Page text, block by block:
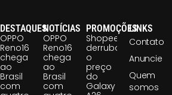
DESTAQUES
OPPO
Reno16
chega
ao
Brasil
com
NOTÍCIAS
OPPO
Reno16
chega
ao
Brasil
com
PROMOÇÕES
Shopee
derruba
o
preço
do
Galaxy
LINKS
Contato
Anuncie
Quem
somos